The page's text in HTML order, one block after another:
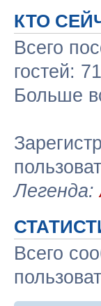
КТО
Всего
гостей:
Больше
Легенда:
Всего